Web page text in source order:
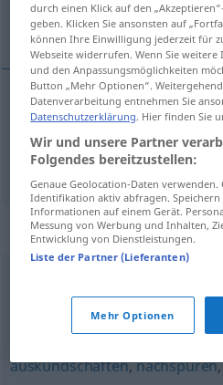
opsporen, achterhalen
opsporen aufspüren
achterhalen aufspüren
Synonyme für
aufklären,nachweisen
ausspähen,suchen,
auskundschaften,nachspüren
durch einen Klick auf den
geben. Klicken Sie ansonsten auf
können Ihre Einwilligung jederzeit für
Webseite widerrufen. Wenn Sie
und den Anpassungsmöglichkeiten
Button „Mehr Optionen“.
Datenverarbeitung entnehmen Sie
Datenschutzerklärung. Hier finden Sie
Wir und unsere Partner
Folgendes bereitzustellen:
Genaue Geolocation-Daten
Identifikation aktiv abfragen.
Informationen auf einem Gerät.
Messung von Werbung und Inhalten,
Entwicklung von Dienstleistungen.
Liste der Partner (Lieferanten)
Mehr Optionen